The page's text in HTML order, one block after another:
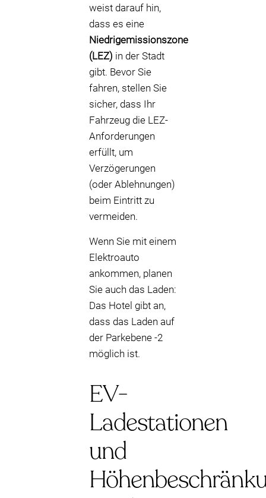
weist darauf hin,
dass es eine
Niedrigemissionszone
(LEZ) in der Stadt
gibt. Bevor Sie
fahren, stellen Sie
sicher, dass Ihr
Fahrzeug die LEZ-
Anforderungen
erfüllt, um
Verzögerungen
(oder Ablehnungen)
beim Eintritt zu
vermeiden.
Wenn Sie mit einem
Elektroauto
ankommen, planen
Sie auch das Laden:
Das Hotel gibt an,
dass das Laden auf
der Parkebene -2
möglich ist.
EV-
Ladestationen
und